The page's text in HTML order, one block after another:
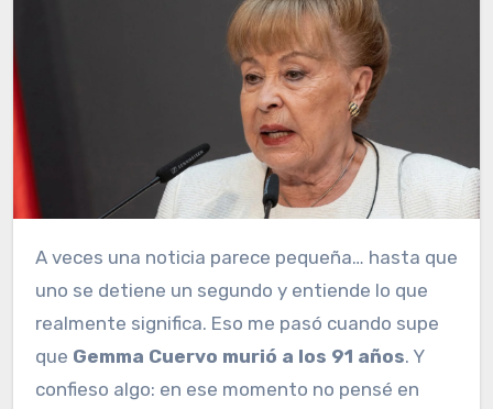
A veces una noticia parece pequeña… hasta que
uno se detiene un segundo y entiende lo que
realmente significa. Eso me pasó cuando supe
que Gemma Cuervo murió a los 91 años. Y
confieso algo: en ese momento no pensé en